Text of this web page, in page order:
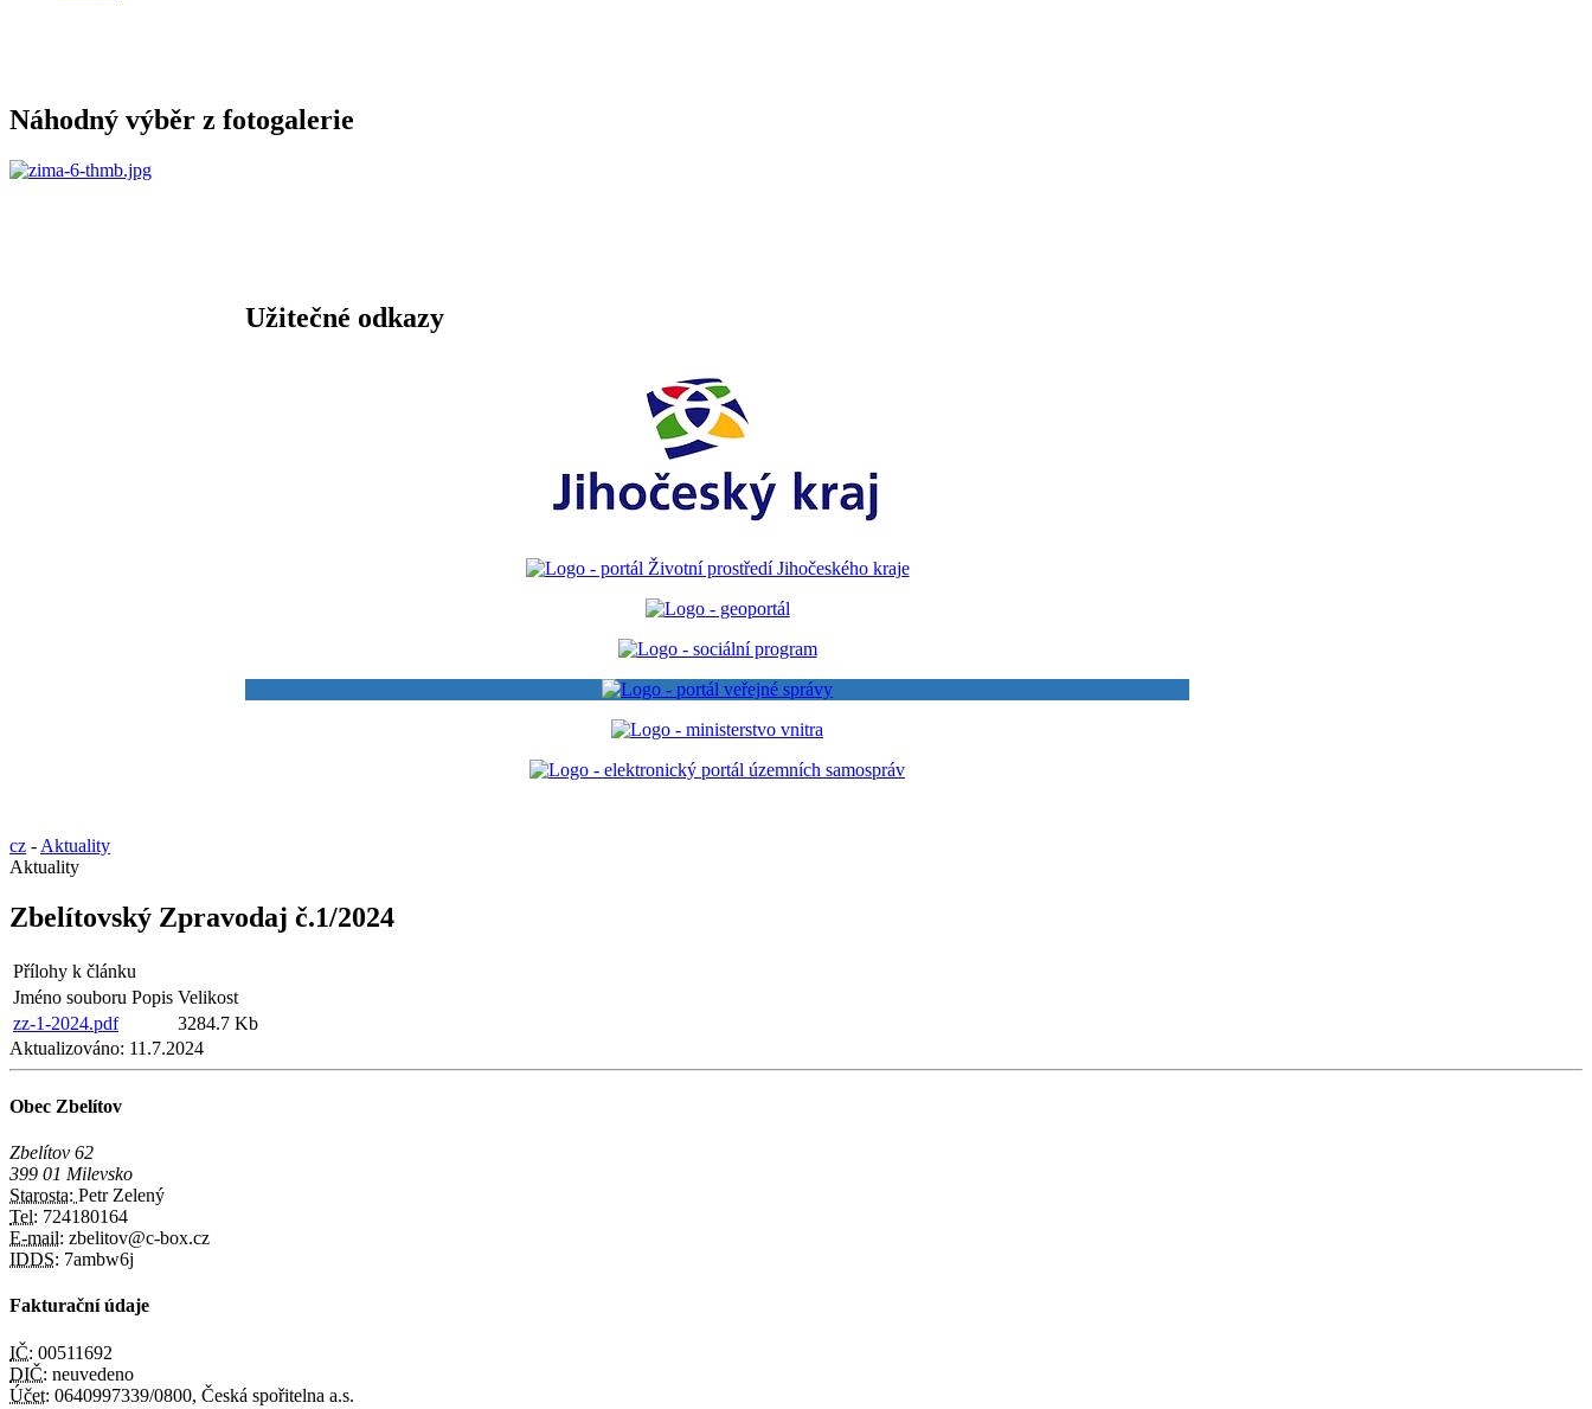
Náhodný výběr z fotogalerie
Užitečné odkazy
cz - Aktuality
Aktuality
Zbelítovský Zpravodaj č.1/2024
Přílohy k článku
Jméno souboru Popis Velikost
zz-1-2024.pdf
3284.7 Kb
Aktualizováno: 11.7.2024
Obec Zbelítov
Zbelítov 62
399 01 Milevsko
Starosta: Petr Zelený
Tel: 724180164
E-mail: zbelitov@c-box.cz
IDDS: 7ambw6j
Fakturační údaje
IČ: 00511692
DIČ: neuvedeno
Účet: 0640997339/0800, Česká spořitelna a.s.